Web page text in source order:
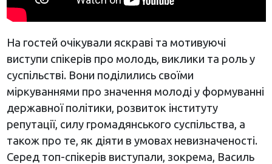
На гостей очікували яскраві та мотивуючі
виступи спікерів про молодь, виклики та роль у
суспільстві. Вони поділились своїми
міркуваннями про значення молоді у формуванні
державної політики, розвиток інституту
репутації, силу громадянського суспільства, а
також про те, як діяти в умовах невизначеності.
Серед топ-спікерів виступали, зокрема, Василь